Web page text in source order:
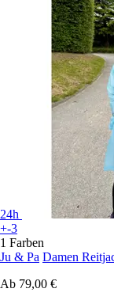
24h
+-3
1 Farben
Ju & Pa Damen
Ab 79,00 €